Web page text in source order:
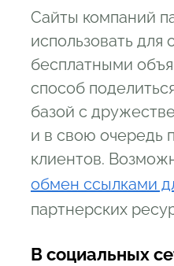
Сайты компаний
использовать для
бесплатными
способ
базой с
и в свою очередь
клиентов.
обмен ссылками
партнерских
В социальных